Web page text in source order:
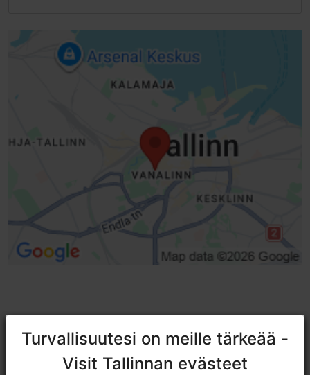
tripadvisor rating 4.7 of 5
Turvallisuutesi on meille tärkeää -
Visit Tallinnan evästeet
Turvallisuutesi on meille tärkeää -
Visit Tallinnan evästeet